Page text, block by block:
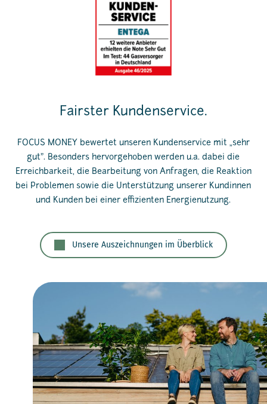
Fairster Kundenservice.
FOCUS MONEY bewertet unseren Kundenservice mit „sehr
gut”. Besonders hervorgehoben werden u.a. dabei die
Erreichbarkeit, die Bearbeitung von Anfragen, die Reaktion
bei Problemen sowie die Unterstützung unserer Kundinnen
und Kunden bei einer effizienten Energienutzung.
Unsere Auszeichnungen im Überblick